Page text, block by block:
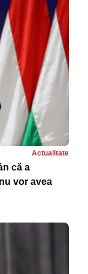
Actualitate
că a
vor avea